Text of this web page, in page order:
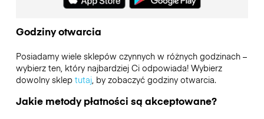
Godziny otwarcia
Posiadamy wiele sklepów czynnych w różnych godzinach –
wybierz ten, który najbardziej Ci odpowiada! Wybierz
dowolny sklep tutaj, by zobaczyć godziny otwarcia.
Jakie metody płatności są akceptowane?